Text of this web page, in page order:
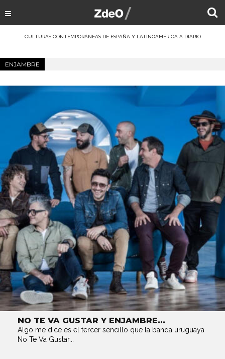
CULTURAS CONTEMPORÁNEAS DE ESPAÑA Y LATINOAMÉRICA A DIARIO
ENJAMBRE
NO TE VA GUSTAR Y ENJAMBRE...
Algo me dice es el tercer sencillo que la banda uruguaya
No Te Va Gustar...